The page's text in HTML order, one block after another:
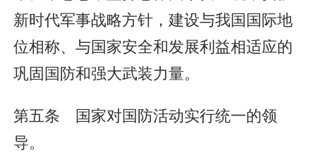
新时代军事战略方针，建设与我国国际地
位相称、与国家安全和发展利益相适应的
巩固国防和强大武装力量。
第五条 国家对国防活动实行统一的领
导。